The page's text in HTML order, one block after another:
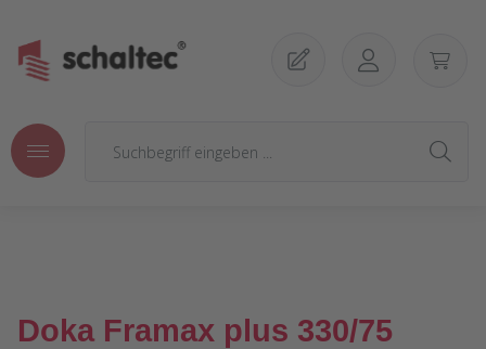
Doka Framax plus 330/75